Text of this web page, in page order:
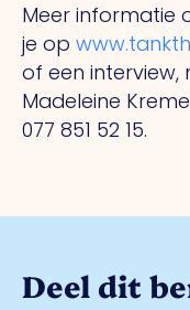
Meer informatie
je op
of een
Madeleine
077 851 52 15.
Deel dit